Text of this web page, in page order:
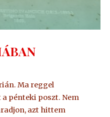
Ma reggel
pénteki poszt. Nem
azt hittem